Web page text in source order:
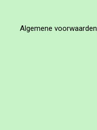
Algemene voorwaarden